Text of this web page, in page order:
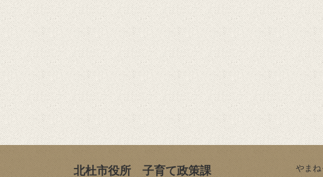
やまね
北杜市役所 子育て政策課